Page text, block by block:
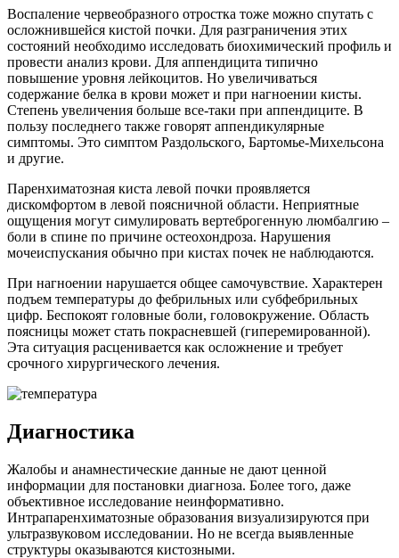
Воспаление червеобразного отростка тоже можно спутать с
осложнившейся кистой почки. Для разграничения этих
состояний необходимо исследовать биохимический профиль и
провести анализ крови. Для аппендицита типично
повышение уровня лейкоцитов. Но увеличиваться
содержание белка в крови может и при нагноении кисты.
Степень увеличения больше все-таки при аппендиците. В
пользу последнего также говорят аппендикулярные
симптомы. Это симптом Раздольского, Бартомье-Михельсона
и другие.
Паренхиматозная киста левой почки проявляется
дискомфортом в левой поясничной области. Неприятные
ощущения могут симулировать вертеброгенную люмбалгию –
боли в спине по причине остеохондроза. Нарушения
мочеиспускания обычно при кистах почек не наблюдаются.
При нагноении нарушается общее самочувствие. Характерен
подъем температуры до фебрильных или субфебрильных
цифр. Беспокоят головные боли, головокружение. Область
поясницы может стать покрасневшей (гиперемированной).
Эта ситуация расценивается как осложнение и требует
срочного хирургического лечения.
Диагностика
Жалобы и анамнестические данные не дают ценной
информации для постановки диагноза. Более того, даже
объективное исследование неинформативно.
Интрапаренхиматозные образования визуализируются при
ультразвуковом исследовании. Но не всегда выявленные
структуры оказываются кистозными.